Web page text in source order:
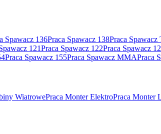
Spawacz 136Praca Spawacz 138Praca
121Praca Spawacz 122Praca Spawacz
Praca Spawacz 155Praca Spawacz MMAPraca
WiatrowePraca Monter ElektroPraca Monter